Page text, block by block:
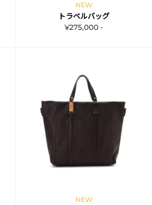
NEW
トラベルバッグ
¥275,000 -
NEW